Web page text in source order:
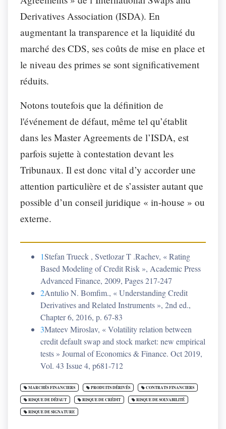
Derivatives Association (ISDA). En
augmentant la transparence et la liquidité du
marché des CDS, ses coûts de mise en place et
le niveau des primes se sont significativement
réduits.
Notons toutefois que la définition de
l'événement de défaut, même tel qu’établit
dans les Master Agreements de l’ISDA, est
parfois sujette à contestation devant les
Tribunaux. Il est donc vital d’y accorder une
attention particulière et de s’assister autant que
possible d’un conseil juridique « in-house » ou
externe.
1Stefan Trueck , Svetlozar T .Rachev, « Rating
Based Modeling of Credit Risk », Academic Press
Advanced Finance, 2009, Pages 217-247
2Antulio N. Bomfim., « Understanding Credit
Derivatives and Related Instruments », 2nd ed.,
Chapter 6, 2016, p. 67-83
3Mateev Miroslav, « Volatility relation between
credit default swap and stock market: new empirical
tests » Journal of Economics & Finance. Oct 2019,
Vol. 43 Issue 4, p681-712
MARCHÉS FINANCIERS PRODUITS DÉRIVÉS
CONTRATS FINANCIERS
RISQUE DE DÉFAUT
RISQUE DE CRÉDIT
RISQUE DE SOLVABILITÉ
RISQUE DE SIGNATURE